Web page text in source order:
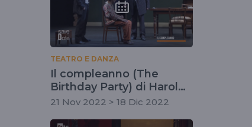
TEATRO E DANZA
Il compleanno (The
Birthday Party) di Harold
Pinter
21 Nov 2022 > 18 Dic 2022